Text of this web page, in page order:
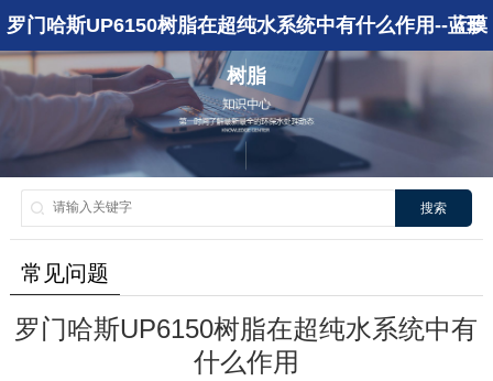
罗门哈斯UP6150树脂在超纯水系统中有什么作用--蓝膜
树脂
搜索
常见问题
罗门哈斯UP6150树脂在超纯水系统中有
什么作用